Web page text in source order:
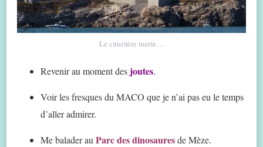
Le cimetière marin …
Revenir au moment des joutes.
Voir les fresques du MACO que je n’ai pas eu le temps
d’aller admirer.
Me balader au Parc des dinosauresde Mèze.